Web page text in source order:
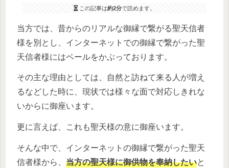
この記事は約2分で読めます。
当方では、昔からのリアルな御縁で繋がる聖天信者
様を別とし、インターネットでの御縁で繋がった聖
天信者様にはベールをかぶっております。
その主な理由としては、自然と訪ねて来る人が増え
るなどした時に、現状では様々な面で対応しきれな
いからに御座います。
更に言えば、これも聖天様の意に御座います。
そんな中で、インターネットの御縁で繋がった聖天
信者様から、 当方の聖天様に御供物を奉納したいと